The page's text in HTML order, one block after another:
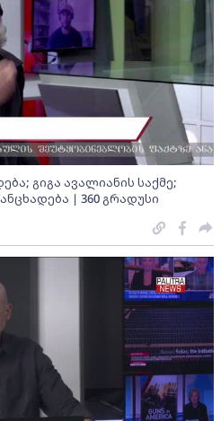
გიგა ავალიანის საქმე;
| 360 გრადუსი